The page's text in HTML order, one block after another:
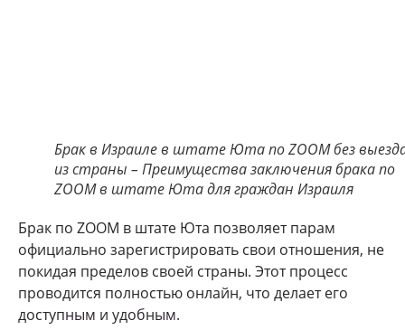
Брак в Израиле в штате Юта по ZOOM без
из страны – Преимущества заключения брака по
ZOOM в штате Юта для граждан Израиля
Брак по ZOOM в штате Юта позволяет парам
официально зарегистрировать свои отношения, не
покидая пределов своей страны. Этот процесс
проводится полностью онлайн, что делает его
доступным и удобным.